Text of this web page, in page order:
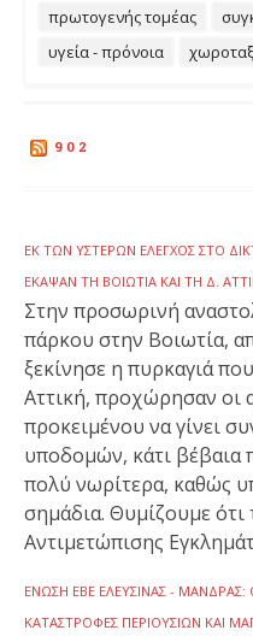
πρωτογενής τομέας
υγεία - πρόνοια
902
ΕΚ ΤΩΝ ΥΣΤΈΡΩΝ ΈΛΕΓΧΟΣ ΣΤΟ
ΈΚΑΨΑΝ ΤΗ ΒΟΙΩΤΊΑ ΚΑΙ ΤΗ Δ.
Στην προσωρινή
πάρκου στην Βοιωτία,
ξεκίνησε η πυρκαγιά
Αττική, προχώρησαν οι
προκειμένου να γίνει
υποδομών, κάτι βέβαια
πολύ νωρίτερα, καθώς
σημάδια. Θυμίζουμε
Αντιμετώπισης
ΈΝΩΣΗ ΕΒΕ ΕΛΕΥΣΊΝΑΣ - ΜΆΝΔΡΑΣ:
ΚΑΤΑΣΤΡΟΦΈΣ ΠΕΡΙΟΥΣΙΏΝ ΚΑΙ